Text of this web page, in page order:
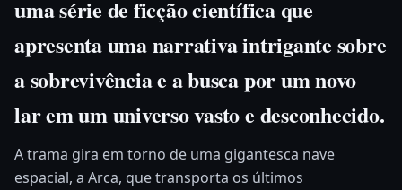
uma série de ficção científica que
apresenta uma narrativa intrigante sobre
a sobrevivência e a busca por um novo
lar em um universo vasto e desconhecido.
A trama gira em torno de uma gigantesca nave
espacial, a Arca, que transporta os últimos